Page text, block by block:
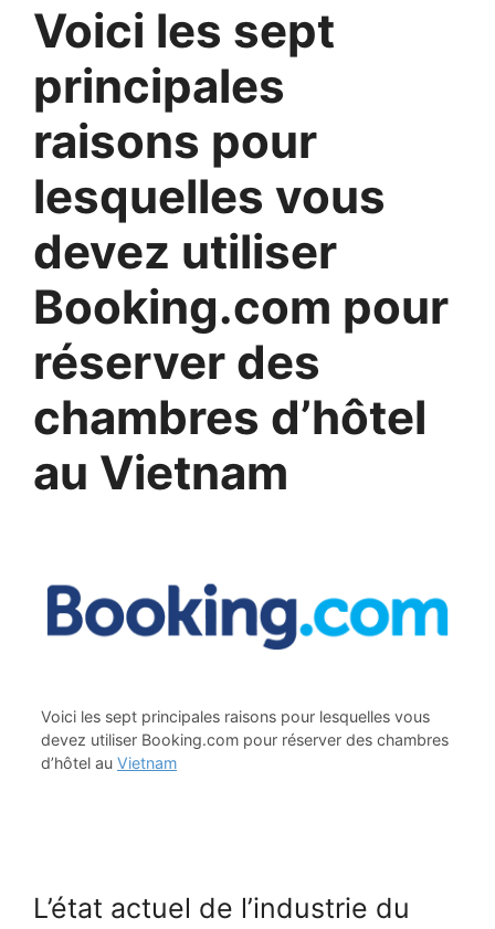
Voici les sept
principales
raisons pour
lesquelles vous
devez utiliser
Booking.com pour
réserver des
chambres d’hôtel
au Vietnam
Voici les sept principales raisons pour lesquelles vous
devez utiliser Booking.com pour réserver des chambres
d’hôtel au Vietnam
L’état actuel de l’industrie du